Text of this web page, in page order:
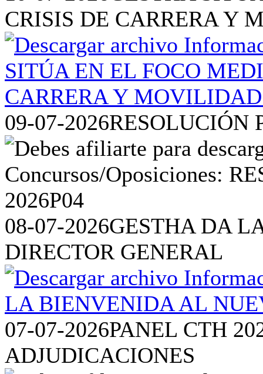
CRISIS DE CARRERA Y
09-07-2026RESOLUCIÓN
08-07-2026GESTHA DA
DIRECTOR GENERAL
07-07-2026PANEL CTH
ADJUDICACIONES